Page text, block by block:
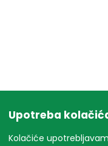
Upotreba
Kolačiće